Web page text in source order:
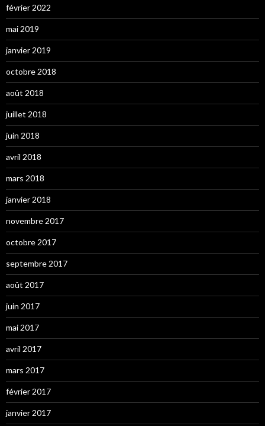
février 2022
mai 2019
janvier 2019
octobre 2018
août 2018
juillet 2018
juin 2018
avril 2018
mars 2018
janvier 2018
novembre 2017
octobre 2017
septembre 2017
août 2017
juin 2017
mai 2017
avril 2017
mars 2017
février 2017
janvier 2017